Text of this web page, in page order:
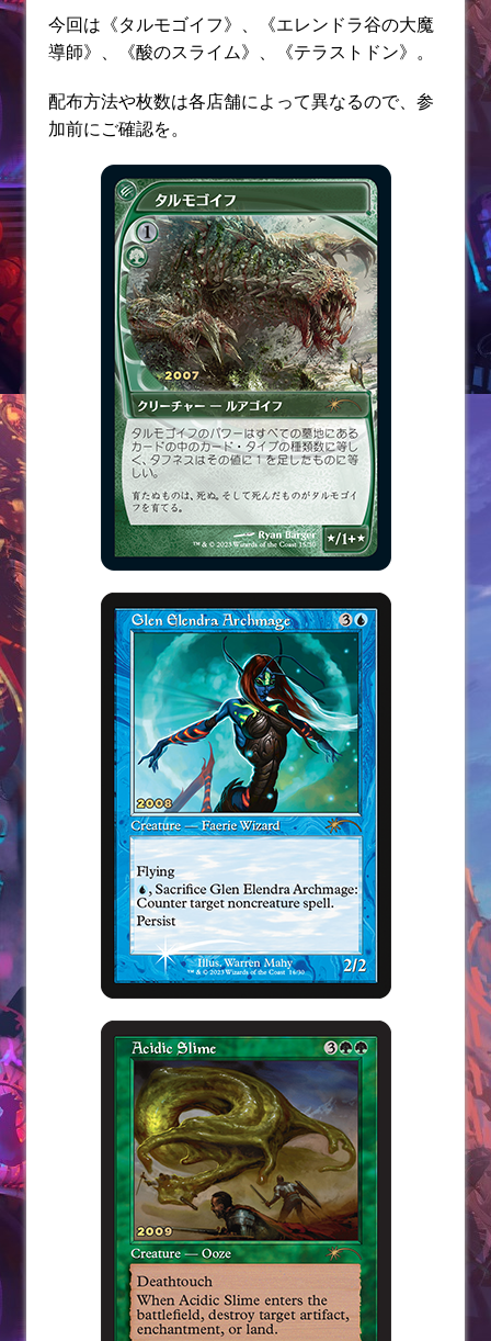
今回は《タルモゴイフ》、《エレンドラ谷の大魔
導師》、《酸のスライム》、《テラストドン》。
配布方法や枚数は各店舗によって異なるので、参
加前にご確認を。